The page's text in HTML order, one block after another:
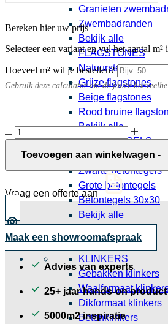
Granieten
Zwembadranden
Bekijk alle
FLAGSTONES
Natuursteen
Grijze flagstones
Beige flagstones
Rood bruine
Bekijk alle
BETONTEGELS
Grijze betontegels
Zwarte betontegels
Grote betontegels
Betontegels 30x30
Bekijk alle
Slabs
KLINKERS
Gebakken klinkers
Waalformaat
Dikformaat klinkers
Betonklinkers
Bereken hier uw prijs
Selecteer een variant en vul het aantal m²
Hoeveel m² wil je bestellen?
Gebruik deze calculator om de juiste
Lumine
10MM
Light
Toevoegen aan winkelwagen -
Vraag een offerte aan
Maak een showroomafspraak
Advies van experts
25+ jaar hands-on
5000m2 inspiratie